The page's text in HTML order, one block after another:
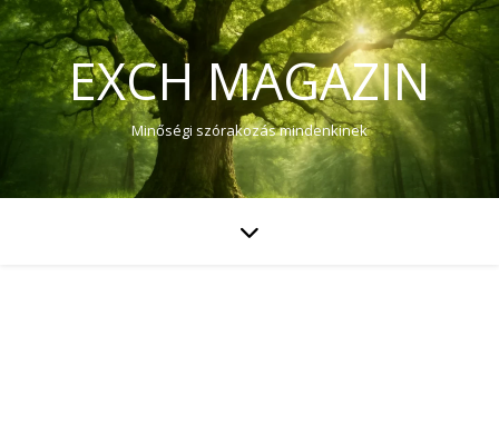
EXCH MAGAZIN
Minőségi szórakozás mindenkinek